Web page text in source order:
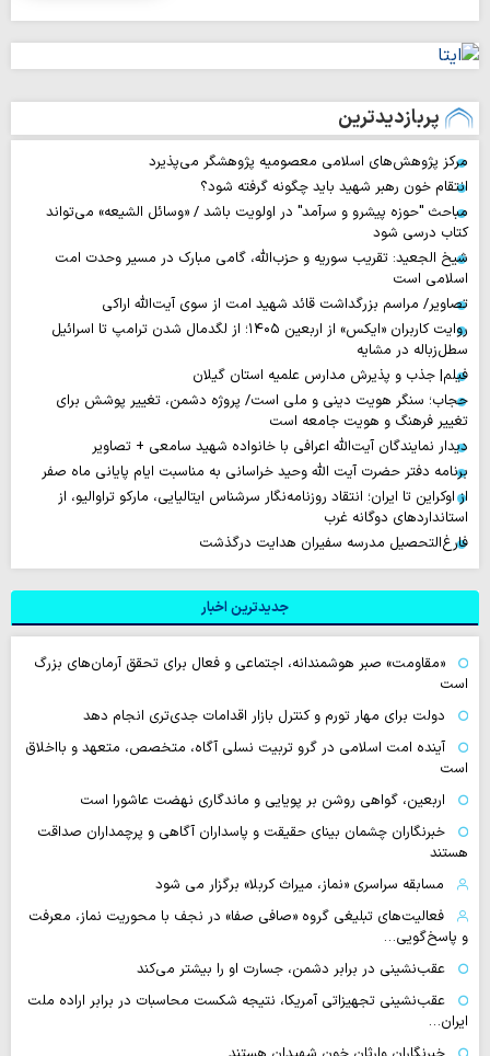
پربازدیدترین
مرکز پژوهش‌های اسلامی معصومیه پژوهشگر می‌پذیرد
انتقام خون رهبر شهید باید چگونه گرفته شود؟
مباحث "حوزه پیشرو و سرآمد" در اولویت باشد / «وسائل الشیعه» می‌تواند
کتاب درسی شود
شیخ الجعید: تقریب سوریه و حزب‌الله، گامی مبارک در مسیر وحدت امت
اسلامی است
تصاویر/ مراسم بزرگداشت قائد شهید امت از سوی آیت‌الله اراکی
روایت‌ کاربران «ایکس» از اربعین ۱۴۰۵؛ از لگدمال شدن ترامپ تا اسرائیل
سطل‌زباله‌ در مشایه
فیلم| جذب و پذیرش مدارس علمیه استان گیلان
حجاب؛ سنگر هویت دینی و ملی است/ پروژه دشمن، تغییر پوشش برای
تغییر فرهنگ و هویت جامعه است
دیدار نمایندگان آیت‌الله اعرافی با خانواده شهید سامعی + تصاویر
برنامه دفتر حضرت آیت الله وحید خراسانی به مناسبت ایام پایانی ماه صفر
از اوکراین تا ایران؛ انتقاد روزنامه‌نگار سرشناس ایتالیایی، مارکو تراوالیو، از
استانداردهای دوگانه غرب
فارغ‌التحصیل مدرسه سفیران هدایت درگذشت
جدیدترین اخبار
«مقاومت» صبر هوشمندانه، اجتماعی و فعال برای تحقق آرمان‌های بزرگ
است
دولت برای مهار تورم و کنترل بازار اقدامات جدی‌تری انجام دهد
آینده امت اسلامی در گرو تربیت نسلی آگاه، متخصص، متعهد و بااخلاق
است
اربعین، گواهی روشن بر پویایی و ماندگاری نهضت عاشورا است
خبرنگاران چشمان بینای حقیقت و پاسداران آگاهی و پرچمداران صداقت
هستند
مسابقه سراسری «نماز، میراث کربلا» برگزار می شود
فعالیت‌های تبلیغی گروه «صافی صفا» در نجف با محوریت نماز، معرفت
و پاسخ‌گویی…
عقب‌نشینی در برابر دشمن، جسارت او را بیشتر می‌کند
عقب‌نشینی تجهیزاتی آمریکا، نتیجه شکست محاسبات در برابر اراده ملت
ایران…